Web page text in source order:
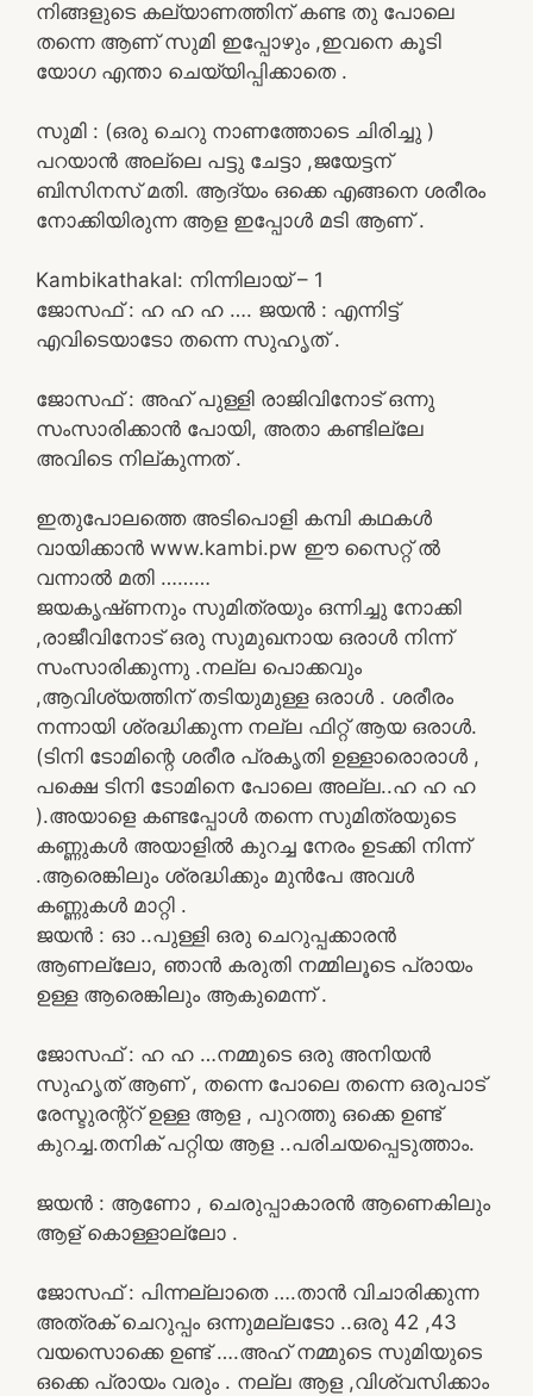
നിങ്ങളുടെ കല്യാണത്തിന് കണ്ട തു പോലെ
തന്നെ ആണ് സുമി ഇപ്പോഴും ,ഇവനെ കൂടി
യോഗ എന്താ ചെയ്യിപ്പിക്കാതെ .
സുമി : (ഒരു ചെറു നാണത്തോടെ ചിരിച്ചു )
പറയാൻ അല്ലെ പട്ടു ചേട്ടാ ,ജയേട്ടന്
ബിസിനസ് മതി. ആദ്യം ഒക്കെ എങ്ങനെ ശരീരം
നോക്കിയിരുന്ന ആള ഇപ്പോൾ മടി ആണ് .
Kambikathakal: നിന്നിലായ്‌ – 1
ജോസഫ് : ഹ ഹ ഹ …. ജയൻ : എന്നിട്ട്
എവിടെയാടോ തന്നെ സുഹൃത് .
ജോസഫ് : അഹ് പുള്ളി രാജിവിനോട് ഒന്നു
സംസാരിക്കാൻ പോയി, അതാ കണ്ടില്ലേ
അവിടെ നില്കുന്നത് .
ഇതുപോലത്തെ അടിപൊളി കമ്പി കഥകൾ
വായിക്കാൻ www.kambi.pw ഈ സൈറ്റ് ൽ
വന്നാൽ മതി ………
ജയകൃഷ്‌ണനും സുമിത്രയും ഒന്നിച്ചു നോക്കി
,രാജീവിനോട് ഒരു സുമുഖനായ ഒരാൾ നിന്ന്
സംസാരിക്കുന്നു .നല്ല പൊക്കവും
,ആവിശ്യത്തിന് തടിയുമുള്ള ഒരാൾ . ശരീരം
നന്നായി ശ്രദ്ധിക്കുന്ന നല്ല ഫിറ്റ് ആയ ഒരാൾ.
(ടിനി ടോമിന്റെ ശരീര പ്രകൃതി ഉള്ളാരൊരാൾ ,
പക്ഷെ ടിനി ടോമിനെ പോലെ അല്ല..ഹ ഹ ഹ
).അയാളെ കണ്ടപ്പോൾ തന്നെ സുമിത്രയുടെ
കണ്ണുകൾ അയാളിൽ കുറച്ച നേരം ഉടക്കി നിന്ന്
.ആരെങ്കിലും ശ്രദ്ധിക്കും മുൻപേ അവൾ
കണ്ണുകൾ മാറ്റി .
ജയൻ : ഓ ..പുള്ളി ഒരു ചെറുപ്പക്കാരൻ
ആണല്ലോ, ഞാൻ കരുതി നമ്മിലൂടെ പ്രായം
ഉള്ള ആരെങ്കിലും ആകുമെന്ന് .
ജോസഫ് : ഹ ഹ …നമ്മുടെ ഒരു അനിയൻ
സുഹൃത് ആണ് , തന്നെ പോലെ തന്നെ ഒരുപാട്
രേസ്ടുരന്റ്റ് ഉള്ള ആള , പുറത്തു ഒക്കെ ഉണ്ട്
കുറച്ച.തനിക് പറ്റിയ ആള ..പരിചയപ്പെടുത്താം.
ജയൻ : ആണോ , ചെരുപ്പാകാരൻ ആണെകിലും
ആള് കൊള്ളാല്ലോ .
ജോസഫ് : പിന്നല്ലാതെ ….താൻ വിചാരിക്കുന്ന
അത്രക് ചെറുപ്പം ഒന്നുമല്ലടോ ..ഒരു 42 ,43
വയസൊക്കെ ഉണ്ട് ….അഹ് നമ്മുടെ സുമിയുടെ
ഒക്കെ പ്രായം വരും . നല്ല ആള ,വിശ്വസിക്കാം